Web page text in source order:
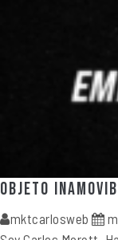
Objeto
mktcarlosweb